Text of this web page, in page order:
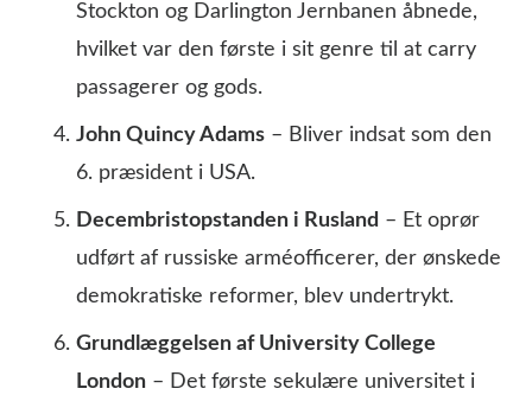
Stockton og Darlington Jernbanen åbnede,
hvilket var den første i sit genre til at carry
passagerer og gods.
John Quincy Adams – Bliver indsat som den
6. præsident i USA.
Decembristopstanden i Rusland – Et oprør
udført af russiske arméofficerer, der ønskede
demokratiske reformer, blev undertrykt.
Grundlæggelsen af University College
London – Det første sekulære universitet i